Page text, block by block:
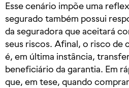
Esse cenário impõe uma
segurado também possui
da seguradora que aceitará
seus riscos. Afinal, o risco de
é, em última instância,
beneficiário da garantia. Em
que, em tese, quando